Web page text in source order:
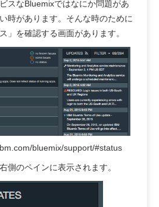
スなBluemixではなにか問題があ
時があります。そんな時のために
」を確認する画面があります。
bluemix/support/#status
側のペインに表示されます。